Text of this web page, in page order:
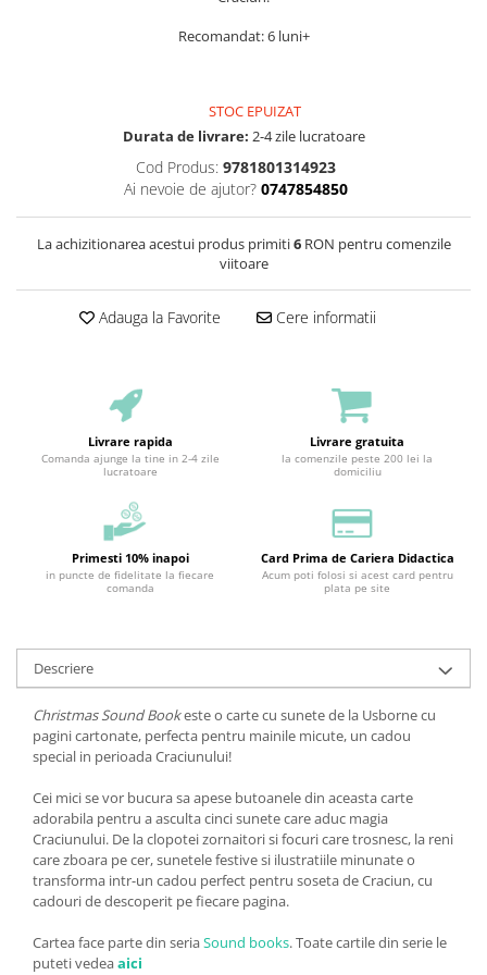
Recomandat: 6 luni+
STOC EPUIZAT
Durata de livrare: 2-4 zile lucratoare
Cod Produs: 9781801314923
Ai nevoie de ajutor? 0747854850
La achizitionarea acestui produs primiti6RON pentru comenzile
viitoare
Adauga la Favorite Cere informatii
Livrare rapida
Comanda ajunge la tine in 2-4 zile
lucratoare
Livrare gratuita
la comenzile peste 200 lei la
domiciliu
Primesti 10% inapoi
in puncte de fidelitate la fiecare
comanda
Card Prima de Cariera Didactica
Acum poti folosi si acest card pentru
plata pe site
Descriere
Christmas Sound Bookeste o carte cu sunete de la Usborne cu
pagini cartonate, perfecta pentru mainile micute, un cadou
special in perioada Craciunului!
Cei mici se vor bucura sa apese butoanele din aceasta carte
adorabila pentru a asculta cinci sunete care aduc magia
Craciunului. De la clopotei zornaitori si focuri care trosnesc, la reni
care zboara pe cer, sunetele festive si ilustratiile minunate o
transforma intr-un cadou perfect pentru soseta de Craciun, cu
cadouri de descoperit pe fiecare pagina.
Cartea face parte din seriaSound books. Toate cartile din serie le
puteti vedeaaici